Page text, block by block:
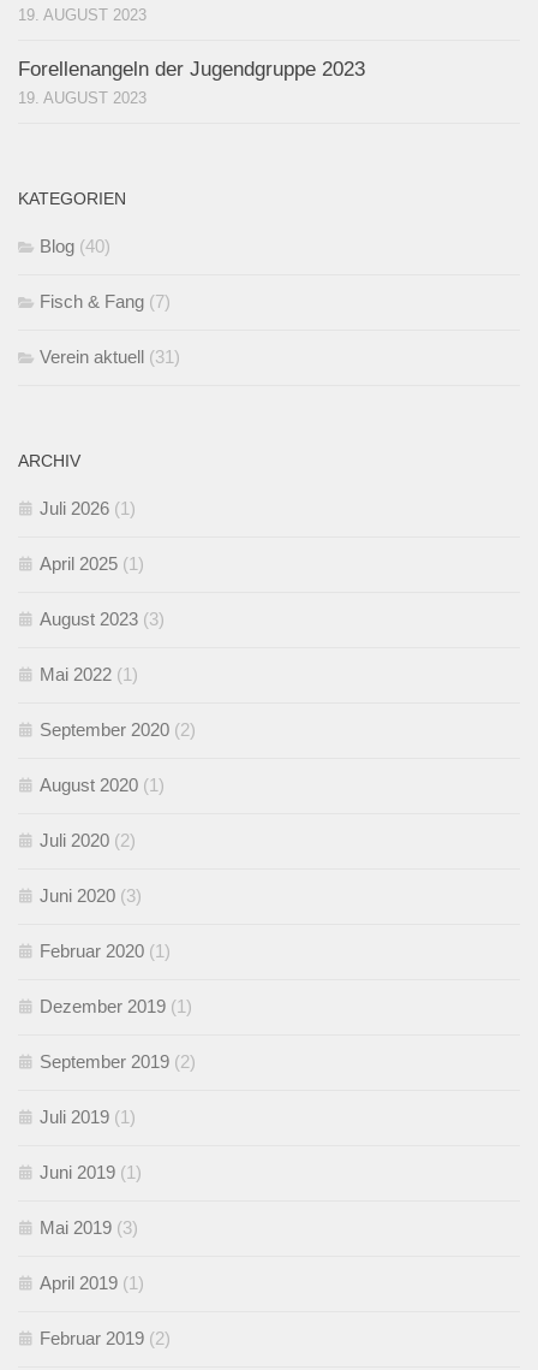
19. AUGUST 2023
Forellenangeln der Jugendgruppe 2023
19. AUGUST 2023
KATEGORIEN
Blog (40)
Fisch & Fang (7)
Verein aktuell (31)
ARCHIV
Juli 2026 (1)
April 2025 (1)
August 2023 (3)
Mai 2022 (1)
September 2020 (2)
August 2020 (1)
Juli 2020 (2)
Juni 2020 (3)
Februar 2020 (1)
Dezember 2019 (1)
September 2019 (2)
Juli 2019 (1)
Juni 2019 (1)
Mai 2019 (3)
April 2019 (1)
Februar 2019 (2)